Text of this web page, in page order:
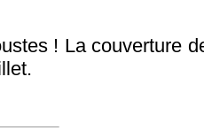
! La couverture